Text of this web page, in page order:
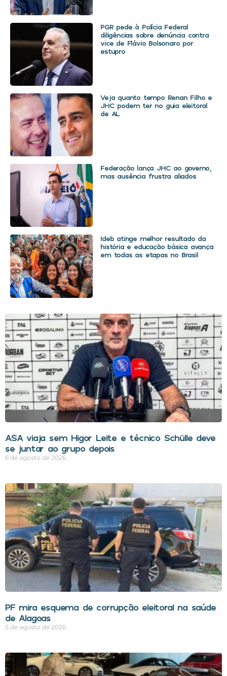
PGR pede à Polícia Federal
diligências sobre denúncia contra
vice de Flávio Bolsonaro por
estupro
Veja quanto tempo Renan Filho e
JHC podem ter no guia eleitoral
de AL
Federação lança JHC ao governo,
mas ausência frustra aliados
Ideb atinge melhor resultado da
história e educação básica avança
em todas as etapas no Brasil
ASA viaja sem Higor Leite e técnico Schülle deve
se juntar ao grupo depois
6 de agosto de 2026
PF mira esquema de corrupção eleitoral na saúde
de Alagoas
5 de agosto de 2026